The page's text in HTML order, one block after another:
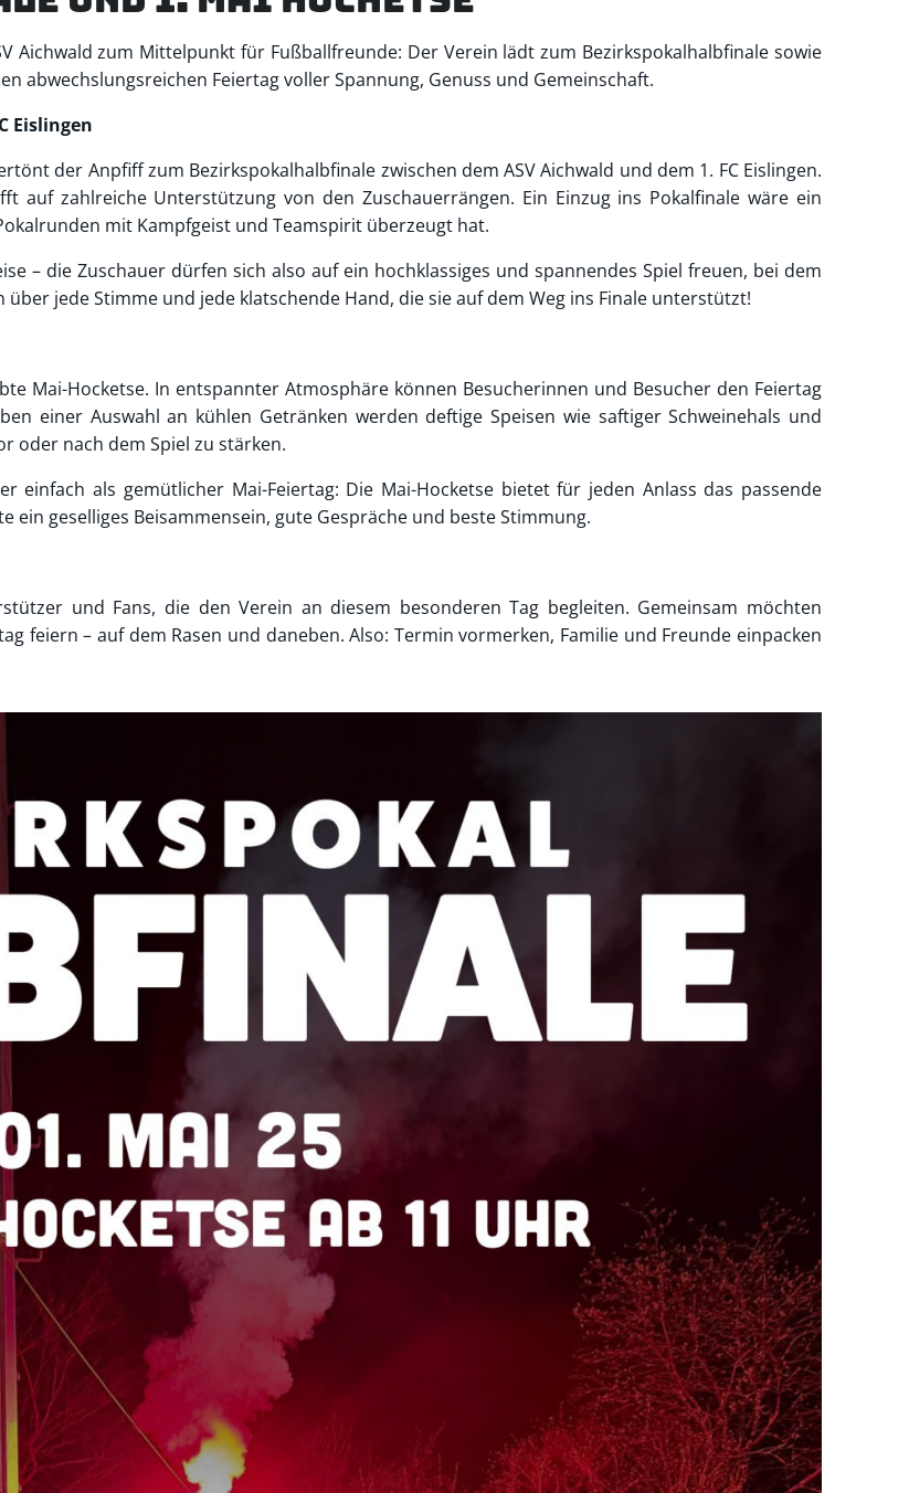
Aichwald zum Mittelpunkt für Fußballfreunde: Der Verein lädt zum Bezirkspokalhalbfinale sowie
abwechslungsreichen Feiertag voller Spannung, Genuss und Gemeinschaft.
Eislingen
der Anpfiff zum Bezirkspokalhalbfinale zwischen dem ASV Aichwald und dem 1. FC Eislingen.
auf zahlreiche Unterstützung von den Zuschauerrängen. Ein Einzug ins Pokalfinale wäre ein
mit Kampfgeist und Teamspirit überzeugt hat.
– die Zuschauer dürfen sich also auf ein hochklassiges und spannendes Spiel freuen, bei dem
jede Stimme und jede klatschende Hand, die sie auf dem Weg ins Finale unterstützt!
Mai-Hocketse. In entspannter Atmosphäre können Besucherinnen und Besucher den Feiertag
einer Auswahl an kühlen Getränken werden deftige Speisen wie saftiger Schweinehals und
oder nach dem Spiel zu stärken.
einfach als gemütlicher Mai-Feiertag: Die Mai-Hocketse bietet für jeden Anlass das passende
geselliges Beisammensein, gute Gespräche und beste Stimmung.
und Fans, die den Verein an diesem besonderen Tag begleiten. Gemeinsam möchten
feiern – auf dem Rasen und daneben. Also: Termin vormerken, Familie und Freunde einpacken